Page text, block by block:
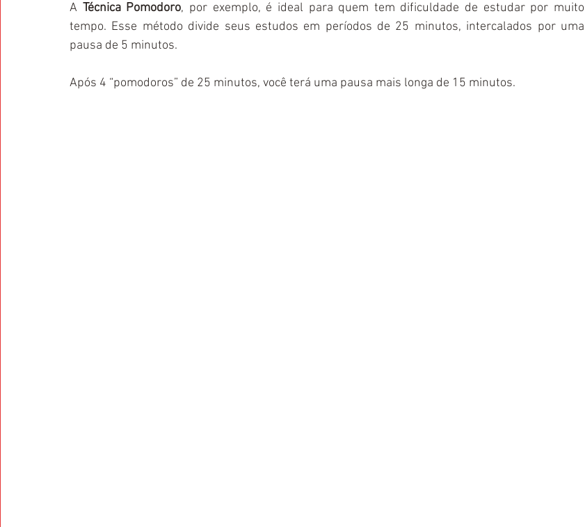
A Técnica Pomodoro, por exemplo, é ideal para quem tem dificuldade de estudar por muito
tempo. Esse método divide seus estudos em períodos de 25 minutos, intercalados por uma
pausa de 5 minutos.
Após 4 “pomodoros” de 25 minutos, você terá uma pausa mais longa de 15 minutos.